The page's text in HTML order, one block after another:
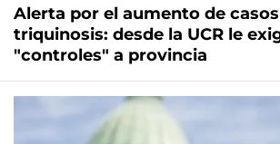
Alerta por el aumento de
triquinosis: desde la UCR le
"controles" a provincia